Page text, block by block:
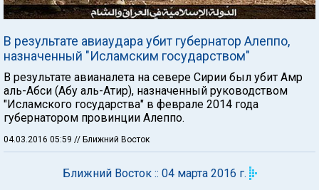
В результате авиаудара убит губернатор Алеппо,
назначенный "Исламским государством"
В результате авианалета на севере Сирии был убит Амр
аль-Абси (Абу аль-Атир), назначенный руководством
"Исламского государства" в феврале 2014 года
губернатором провинции Алеппо.
04.03.2016 05:59 // Ближний Восток
Ближний Восток :: 04 марта 2016 г.